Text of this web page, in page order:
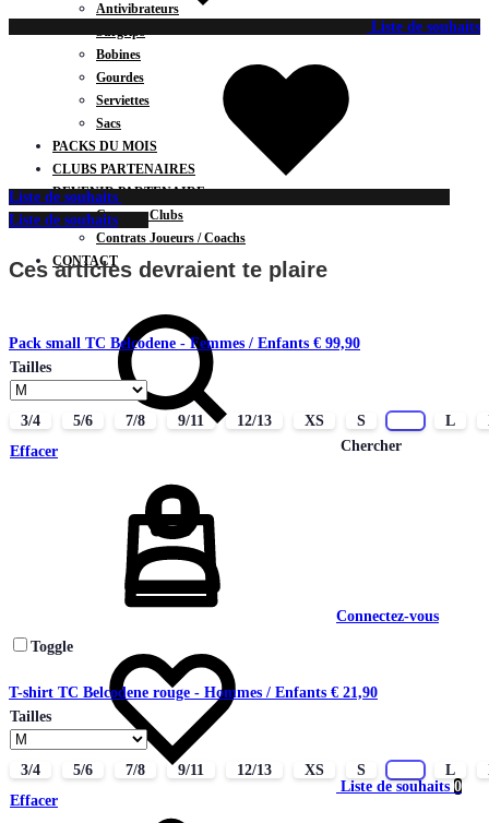
Antivibrateurs
Surgrips
Bobines
Gourdes
Serviettes
Sacs
PACKS DU MOIS
CLUBS PARTENAIRES
DEVENIR PARTENAIRE
Contrats Clubs
Contrats Joueurs / Coachs
CONTACT
Chercher
Connectez-vous
Liste de souhaits 0
Liste de souhaits
Liste de souhaits
Liste de souhaits
Ces articles devraient te plaire
Pack small TC Belcodene - Femmes / Enfants € 99,90
Tailles
3/4 5/6 7/8 9/11 12/13 XS S L
Effacer
Toggle
T-shirt TC Belcodene rouge - Hommes / Enfants € 21,90
Tailles
3/4 5/6 7/8 9/11 12/13 XS S L
Effacer